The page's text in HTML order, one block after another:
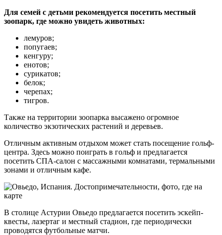
Для семей с детьми рекомендуется посетить местный
зоопарк, где можно увидеть животных:
лемуров;
попугаев;
кенгуру;
енотов;
сурикатов;
белок;
черепах;
тигров.
Также на территории зоопарка высажено огромное
количество экзотических растений и деревьев.
Отличным активным отдыхом может стать посещение гольф-
центра. Здесь можно поиграть в гольф и предлагается
посетить СПА-салон с массажными комнатами, термальными
зонами и отличным кафе.
В столице Астурии Овьедо предлагается посетить эскейп-
квесты, лазертаг и местный стадион, где периодически
проводятся футбольные матчи.